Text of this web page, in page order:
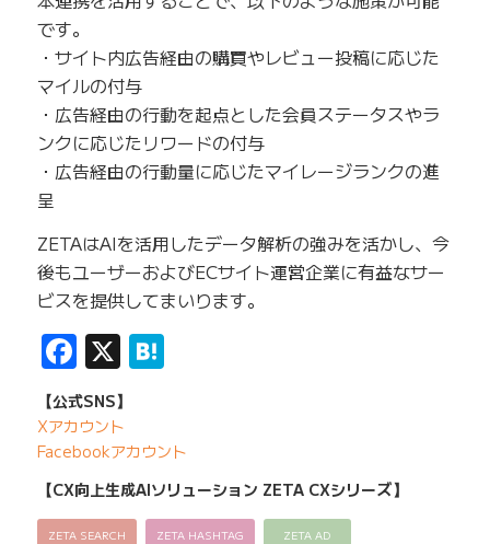
です。
・サイト内広告経由の購買やレビュー投稿に応じた
マイルの付与
・広告経由の行動を起点とした会員ステータスやラ
ンクに応じたリワードの付与
・広告経由の行動量に応じたマイレージランクの進
呈
ZETAはAIを活用したデータ解析の強みを活かし、今
後もユーザーおよびECサイト運営企業に有益なサー
ビスを提供してまいります。
Facebook
X Hatena
【公式SNS】
Xアカウント
Facebookアカウント
【CX向上生成AIソリューション ZETA CXシリーズ】
ZETA SEARCH ZETA HASHTAG ZETA AD